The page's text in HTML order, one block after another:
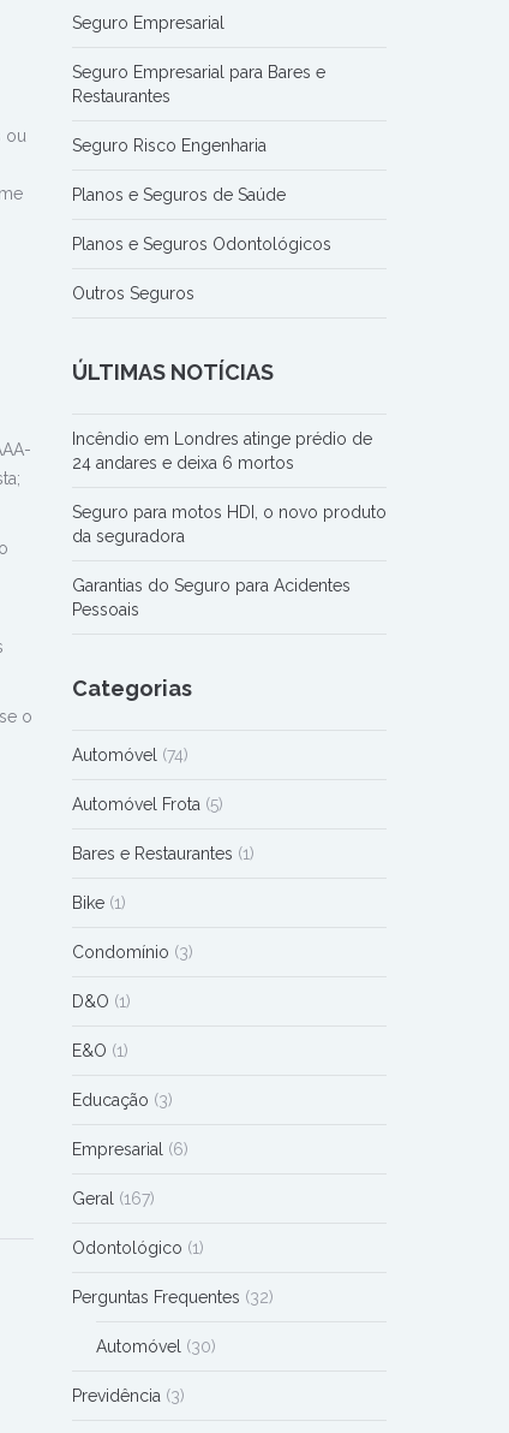
ou
o
Seguro Empresarial
Seguro Empresarial para Bares e
Restaurantes
Seguro Risco Engenharia
Planos e Seguros de Saúde
Planos e Seguros Odontológicos
Outros Seguros
ÚLTIMAS NOTÍCIAS
Incêndio em Londres atinge prédio de
24 andares e deixa 6 mortos
Seguro para motos HDI, o novo produto
da seguradora
Garantias do Seguro para Acidentes
Pessoais
Categorias
Automóvel (74)
Automóvel Frota (5)
Bares e Restaurantes (1)
Bike(1)
Condomínio (3)
D&O (1)
E&O (1)
Educação (3)
Empresarial (6)
Geral (167)
Odontológico (1)
Perguntas Frequentes (32)
Automóvel (30)
Previdência (3)